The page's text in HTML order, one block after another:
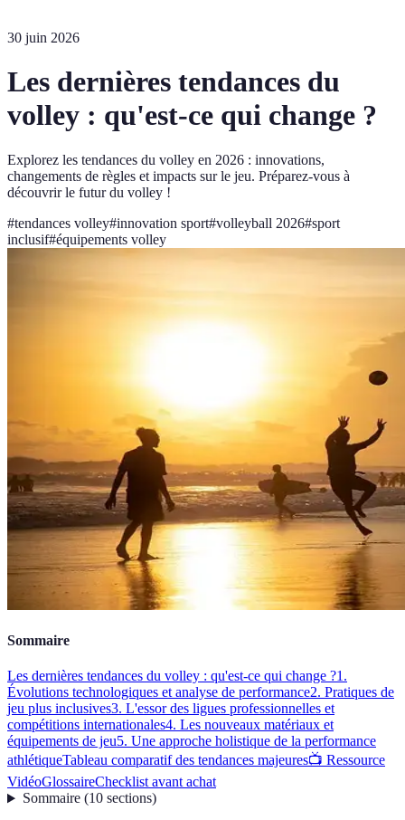
30 juin 2026
Les dernières tendances du
volley : qu'est-ce qui change ?
Explorez les tendances du volley en 2026 : innovations,
changements de règles et impacts sur le jeu. Préparez-vous à
découvrir le futur du volley !
#tendances volley#innovation sport#volleyball 2026#sport
inclusif#équipements volley
Sommaire
Les dernières tendances du volley : qu'est-ce qui change ?1.
Évolutions technologiques et analyse de performance2. Pratiques de
jeu plus inclusives3. L'essor des ligues professionnelles et
compétitions internationales4. Les nouveaux matériaux et
équipements de jeu5. Une approche holistique de la performance
athlétiqueTableau comparatif des tendances majeures📺 Ressource
VidéoGlossaireChecklist avant achat
Sommaire(10 sections)